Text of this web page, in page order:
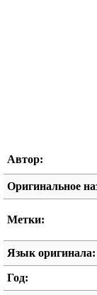
Автор:
Оригинальное
Метки:
Язык оригинала:
Год: